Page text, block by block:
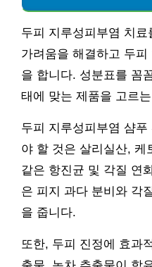
두피 지루성피부염 치
가려움을 해결하고 두
을 합니다. 성분표를 꼼
태에 맞는 제품을 고르
두피 지루성피부염 샴
야 할 것은 살리실산, 케
같은 항진균 및 각질 연
은 피지 과다 분비와 각
을 줍니다.
또한, 두피 진정에 효과